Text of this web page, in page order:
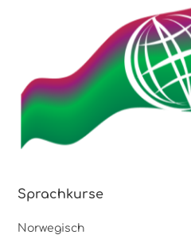
Sprachkurse
Norwegisch